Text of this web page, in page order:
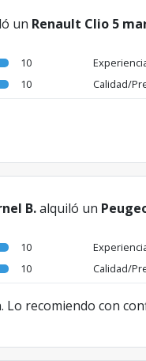
un Renault Clio 5
10
10 Calidad/
B.alquiló un
10
10 Calidad/
recomiendo con